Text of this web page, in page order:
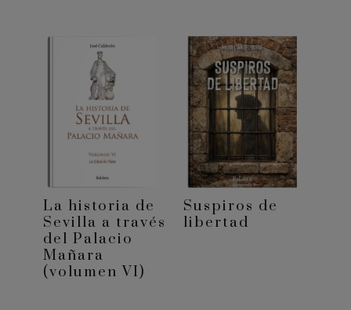
La historia de
Sevilla a través
del Palacio
Mañara
(volumen VI)
Suspiros de
libertad